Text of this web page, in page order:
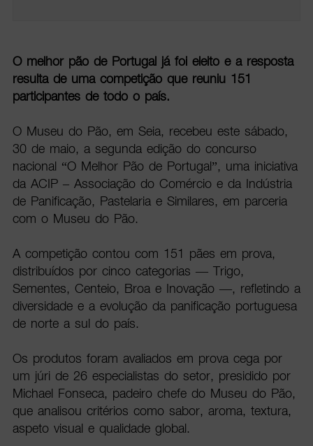
O melhor pão de Portugal já foi eleito e a resposta
resulta de uma competição que reuniu 151
participantes de todo o país.
O Museu do Pão, em Seia, recebeu este sábado,
30 de maio, a segunda edição do concurso
nacional “O Melhor Pão de Portugal”, uma iniciativa
da ACIP – Associação do Comércio e da Indústria
de Panificação, Pastelaria e Similares, em parceria
com o Museu do Pão.
A competição contou com 151 pães em prova,
distribuídos por cinco categorias — Trigo,
Sementes, Centeio, Broa e Inovação —, refletindo a
diversidade e a evolução da panificação portuguesa
de norte a sul do país.
Os produtos foram avaliados em prova cega por
um júri de 26 especialistas do setor, presidido por
Michael Fonseca, padeiro chefe do Museu do Pão,
que analisou critérios como sabor, aroma, textura,
aspeto visual e qualidade global.